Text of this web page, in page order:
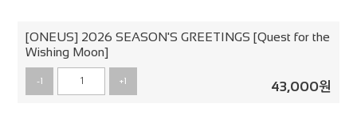
[ONEUS] 2026 SEASON'S GREETINGS [Quest for the
Wishing Moon]
+1
-1 43,000원